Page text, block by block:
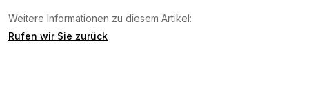
Weitere Informationen zu diesem Artikel:
Rufen wir Sie zurück
Informationsanfrage